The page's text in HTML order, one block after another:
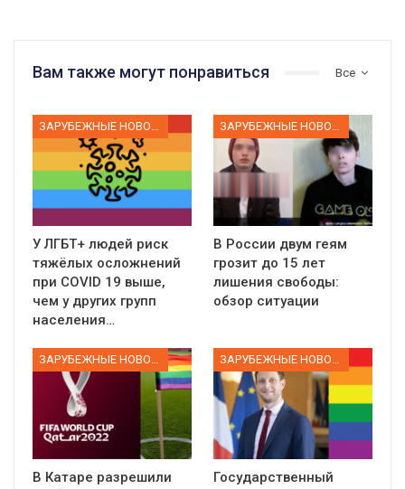
Все
Вам также могут понравиться
У ЛГБТ+ людей риск
тяжёлых осложнений
при COVID 19 выше,
чем у других групп
населения…
В России двум геям
грозит до 15 лет
лишения свободы:
обзор ситуации
ЗАРУБЕЖНЫЕ НОВОСТИ
В Катаре разрешили
ЗАРУБЕЖНЫЕ НОВОСТИ
Государственный